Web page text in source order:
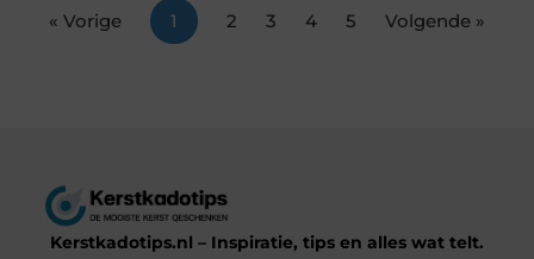
« Vorige 1 2 3 4 5 Volgende »
Kerstkadotips.nl – Inspiratie, tips en alles wat telt.